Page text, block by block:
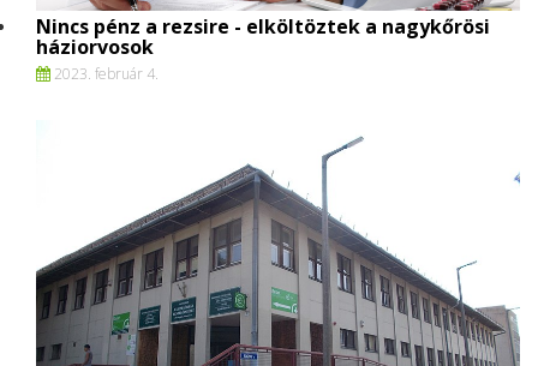
Nincs pénz a rezsire - elköltöztek a nagykőrösi
háziorvosok
2023. február 4.